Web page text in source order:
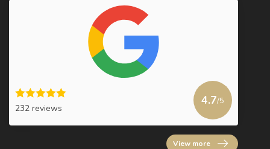
232 reviews
4.7/5
View more